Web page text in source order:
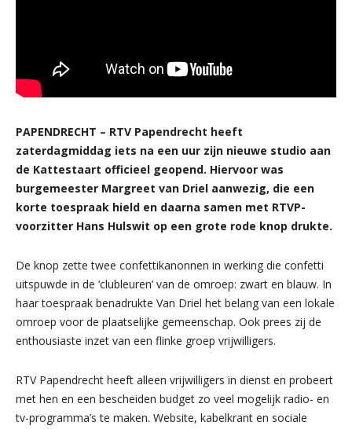
PAPENDRECHT – RTV Papendrecht heeft
zaterdagmiddag iets na een uur zijn nieuwe studio aan
de Kattestaart officieel geopend. Hiervoor was
burgemeester Margreet van Driel aanwezig, die een
korte toespraak hield en daarna samen met RTVP-
voorzitter Hans Hulswit op een grote rode knop drukte.
De knop zette twee confettikanonnen in werking die confetti
uitspuwde in de ‘clubleuren’ van de omroep: zwart en blauw. In
haar toespraak benadrukte Van Driel het belang van een lokale
omroep voor de plaatselijke gemeenschap. Ook prees zij de
enthousiaste inzet van een flinke groep vrijwilligers.
RTV Papendrecht heeft alleen vrijwilligers in dienst en probeert
met hen en een bescheiden budget zo veel mogelijk radio- en
tv-programma’s te maken. Website, kabelkrant en sociale